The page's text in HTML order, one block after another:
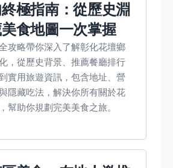
極指南：從歷史淵
食地圖一次掌握
攻略帶你深入了解彰化花壇鄉
，從歷史背景、推薦餐廳排行
實用旅遊資訊，包含地址、營
隱藏吃法，解決你所有關於花
幫助你規劃完美美食之旅。